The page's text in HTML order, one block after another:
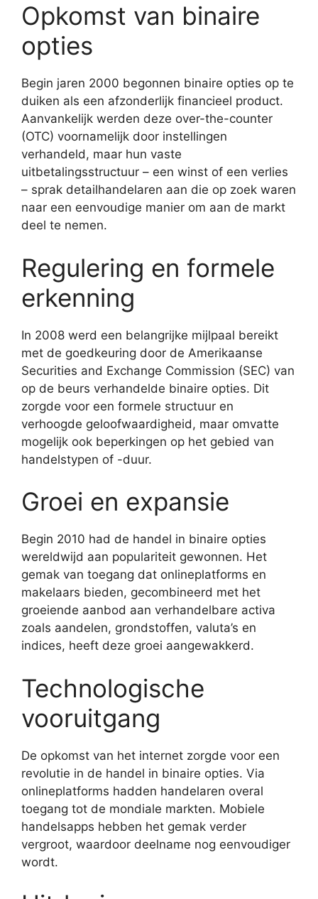
Opkomst van binaire
opties
Begin jaren 2000 begonnen binaire opties op te
duiken als een afzonderlijk financieel product.
Aanvankelijk werden deze over-the-counter
(OTC) voornamelijk door instellingen
verhandeld, maar hun vaste
uitbetalingsstructuur – een winst of een verlies
– sprak detailhandelaren aan die op zoek waren
naar een eenvoudige manier om aan de markt
deel te nemen.
Regulering en formele
erkenning
In 2008 werd een belangrijke mijlpaal bereikt
met de goedkeuring door de Amerikaanse
Securities and Exchange Commission (SEC) van
op de beurs verhandelde binaire opties. Dit
zorgde voor een formele structuur en
verhoogde geloofwaardigheid, maar omvatte
mogelijk ook beperkingen op het gebied van
handelstypen of -duur.
Groei en expansie
Begin 2010 had de handel in binaire opties
wereldwijd aan populariteit gewonnen. Het
gemak van toegang dat onlineplatforms en
makelaars bieden, gecombineerd met het
groeiende aanbod aan verhandelbare activa
zoals aandelen, grondstoffen, valuta’s en
indices, heeft deze groei aangewakkerd.
Technologische
vooruitgang
De opkomst van het internet zorgde voor een
revolutie in de handel in binaire opties. Via
onlineplatforms hadden handelaren overal
toegang tot de mondiale markten. Mobiele
handelsapps hebben het gemak verder
vergroot, waardoor deelname nog eenvoudiger
wordt.